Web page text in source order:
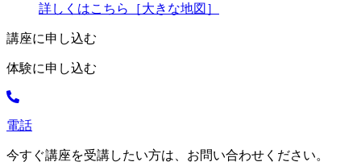
詳しくはこちら［大きな地図］
講座に申し込む
体験に申し込む
電話
今すぐ講座を受講したい方は、お問い合わせください。